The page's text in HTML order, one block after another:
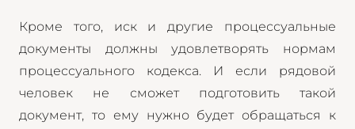
Кроме того, иск и другие процессуальные
документы должны удовлетворять нормам
процессуального кодекса. И если рядовой
человек не сможет подготовить такой
документ, то ему нужно будет обращаться к